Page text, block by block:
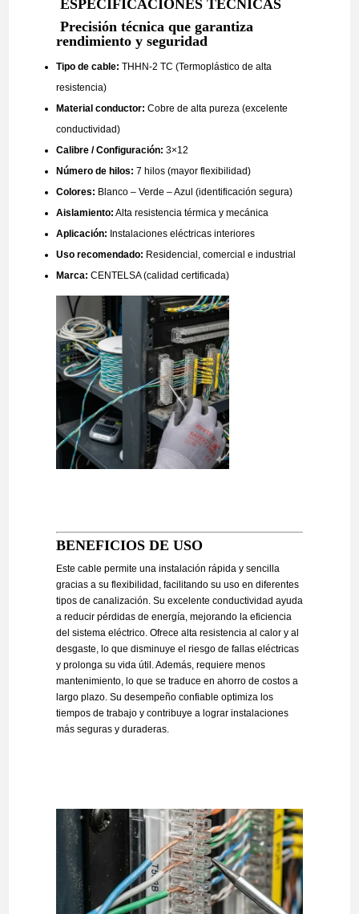
ESPECIFICACIONES TÉCNICAS
Precisión técnica que garantiza
rendimiento y seguridad
Tipo de cable: THHN-2 TC (Termoplástico de alta
resistencia)
Material conductor: Cobre de alta pureza (excelente
conductividad)
Calibre / Configuración: 3×12
Número de hilos: 7 hilos (mayor flexibilidad)
Colores: Blanco – Verde – Azul (identificación segura)
Aislamiento: Alta resistencia térmica y mecánica
Aplicación: Instalaciones eléctricas interiores
Uso recomendado: Residencial, comercial e industrial
Marca: CENTELSA (calidad certificada)
BENEFICIOS DE USO
Este cable permite una instalación rápida y sencilla
gracias a su flexibilidad, facilitando su uso en diferentes
tipos de canalización. Su excelente conductividad ayuda
a reducir pérdidas de energía, mejorando la eficiencia
del sistema eléctrico. Ofrece alta resistencia al calor y al
desgaste, lo que disminuye el riesgo de fallas eléctricas
y prolonga su vida útil. Además, requiere menos
mantenimiento, lo que se traduce en ahorro de costos a
largo plazo. Su desempeño confiable optimiza los
tiempos de trabajo y contribuye a lograr instalaciones
más seguras y duraderas.